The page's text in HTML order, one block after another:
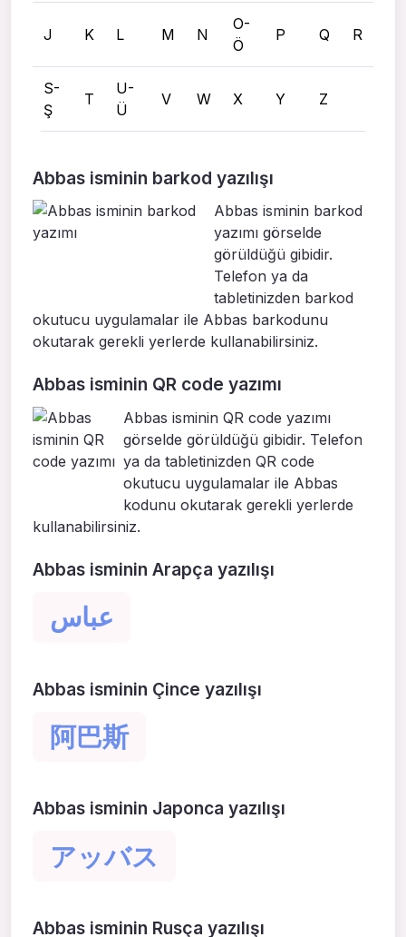
J K L M N
O-
Ö
P Q R
S-
Ş
T
U-
Ü
V W X Y Z
Abbas isminin barkod yazılışı
Abbas isminin barkod
yazımı görselde
görüldüğü gibidir.
Telefon ya da
tabletinizden barkod
okutucu uygulamalar ile Abbas barkodunu
okutarak gerekli yerlerde kullanabilirsiniz.
Abbas isminin QR code yazımı
Abbas isminin QR code yazımı
görselde görüldüğü gibidir. Telefon
ya da tabletinizden QR code
okutucu uygulamalar ile Abbas
kodunu okutarak gerekli yerlerde
kullanabilirsiniz.
Abbas isminin Arapça yazılışı
عباس
Abbas isminin Çince yazılışı
阿巴斯
Abbas isminin Japonca yazılışı
アッバス
Abbas isminin Rusça yazılışı